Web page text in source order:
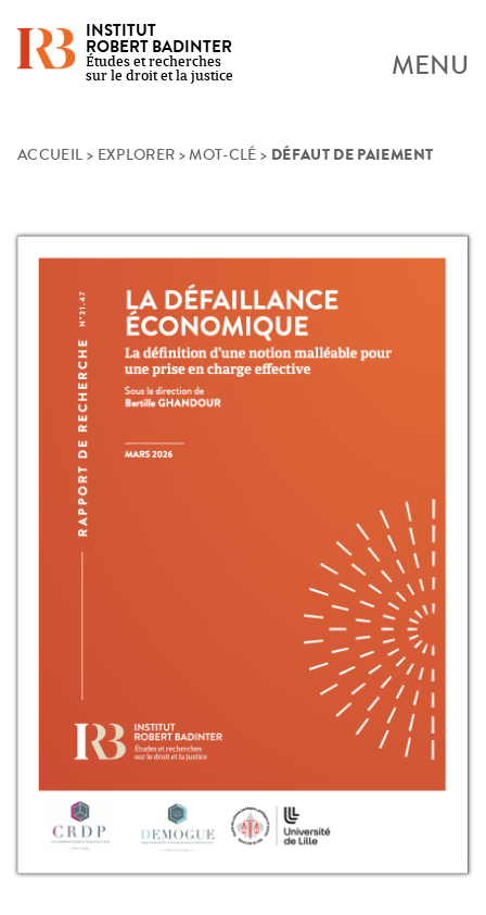
Skip
INSTITUT
ROBERT BADINTER
Études et recherches
sur le droit et la justice
MENU
ACCUEIL > EXPLORER >MOT-CLÉ > DÉFAUT DE PAIEMENT